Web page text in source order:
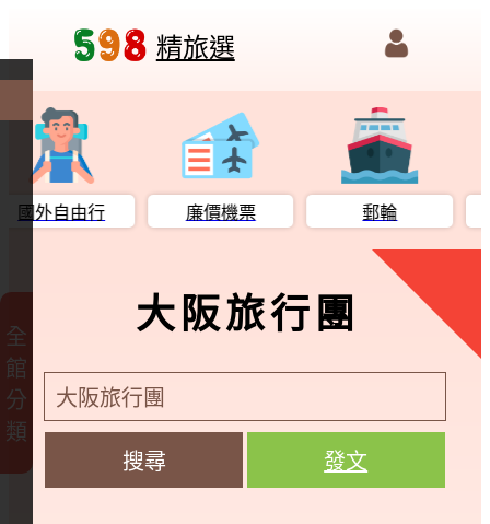
精旅選
外自由行 廉價機票 郵輪
大阪旅行團
全
館
分
類
發文